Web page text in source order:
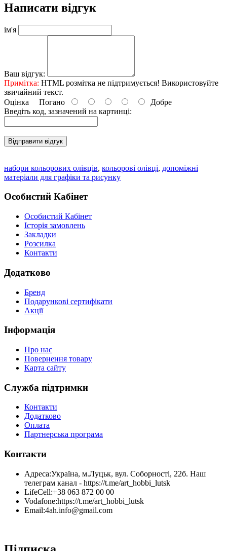
Написати відгук
ім'я
Ваш відгук:
Примітка: HTML розмітка не підтримується! Використовуйте
звичайний текст.
Оцінка Погано
Добре
Введіть код, зазначений на картинці:
Відправити відгук
набори кольорових олівців, кольорові олівці, допоміжні
матеріали для графіки та рисунку
Особистий Кабінет
Особистий Кабінет
Історія замовлень
Закладки
Розсилка
Контакти
Додатково
Бренд
Подарункові сертифікати
Акції
Інформація
Про нас
Повернення товару
Карта сайту
Служба підтримки
Контакти
Додатково
Оплата
Партнерська програма
Контакти
Адреса:Україна, м.Луцьк, вул. Соборності, 22б. Наш
телеграм канал - https://t.me/art_hobbi_lutsk
LifeCell:+38 063 872 00 00
Vodafone:https://t.me/art_hobbi_lutsk
Email:4ah.info@gmail.com